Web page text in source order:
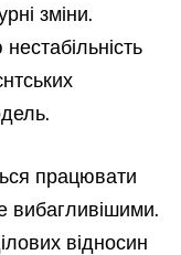
зміни.
працювати
вибагливішими.
відносин